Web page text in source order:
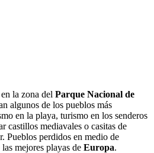
la zona del Parque Nacional de
algunos de los pueblos más
en la playa, turismo en los senderos
castillos mediavales o casitas de
Pueblos perdidos en medio de
mejores playas de Europa.